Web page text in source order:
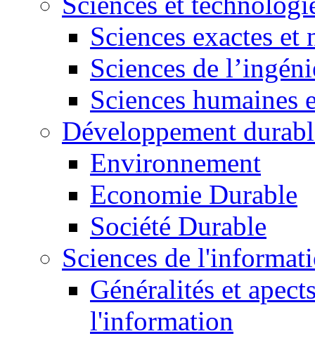
Sciences exactes et
Sciences de
Sciences humaines
Développement
Environnement
Economie Durable
Société Durable
Sciences de
Généralités et
l'information